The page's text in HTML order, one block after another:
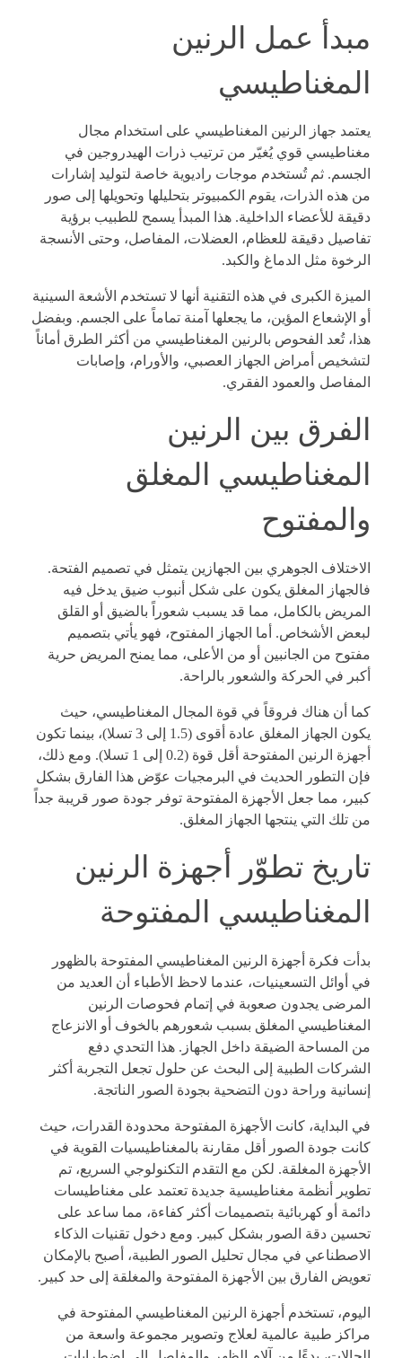
مبدأ عمل الرنين
المغناطيسي
يعتمد جهاز الرنين المغناطيسي على استخدام مجال
مغناطيسي قوي يُغيّر من ترتيب ذرات الهيدروجين في
الجسم. ثم تُستخدم موجات راديوية خاصة لتوليد إشارات
من هذه الذرات، يقوم الكمبيوتر بتحليلها وتحويلها إلى صور
دقيقة للأعضاء الداخلية. هذا المبدأ يسمح للطبيب برؤية
تفاصيل دقيقة للعظام، العضلات، المفاصل، وحتى الأنسجة
الرخوة مثل الدماغ والكبد.
الميزة الكبرى في هذه التقنية أنها لا تستخدم الأشعة السينية
أو الإشعاع المؤين، ما يجعلها آمنة تماماً على الجسم. وبفضل
هذا، تُعد الفحوص بالرنين المغناطيسي من أكثر الطرق أماناً
لتشخيص أمراض الجهاز العصبي، والأورام، وإصابات
المفاصل والعمود الفقري.
الفرق بين الرنين
المغناطيسي المغلق
والمفتوح
الاختلاف الجوهري بين الجهازين يتمثل في تصميم الفتحة.
فالجهاز المغلق يكون على شكل أنبوب ضيق يدخل فيه
المريض بالكامل، مما قد يسبب شعوراً بالضيق أو القلق
لبعض الأشخاص. أما الجهاز المفتوح، فهو يأتي بتصميم
مفتوح من الجانبين أو من الأعلى، مما يمنح المريض حرية
أكبر في الحركة والشعور بالراحة.
كما أن هناك فروقاً في قوة المجال المغناطيسي، حيث
يكون الجهاز المغلق عادة أقوى (1.5 إلى 3 تسلا)، بينما تكون
أجهزة الرنين المفتوحة أقل قوة (0.2 إلى 1 تسلا). ومع ذلك،
فإن التطور الحديث في البرمجيات عوّض هذا الفارق بشكل
كبير، مما جعل الأجهزة المفتوحة توفر جودة صور قريبة جداً
من تلك التي ينتجها الجهاز المغلق.
تاريخ تطوّر أجهزة الرنين
المغناطيسي المفتوحة
بدأت فكرة أجهزة الرنين المغناطيسي المفتوحة بالظهور
في أوائل التسعينيات، عندما لاحظ الأطباء أن العديد من
المرضى يجدون صعوبة في إتمام فحوصات الرنين
المغناطيسي المغلق بسبب شعورهم بالخوف أو الانزعاج
من المساحة الضيقة داخل الجهاز. هذا التحدي دفع
الشركات الطبية إلى البحث عن حلول تجعل التجربة أكثر
إنسانية وراحة دون التضحية بجودة الصور الناتجة.
في البداية، كانت الأجهزة المفتوحة محدودة القدرات، حيث
كانت جودة الصور أقل مقارنة بالمغناطيسيات القوية في
الأجهزة المغلقة. لكن مع التقدم التكنولوجي السريع، تم
تطوير أنظمة مغناطيسية جديدة تعتمد على مغناطيسات
دائمة أو كهربائية بتصميمات أكثر كفاءة، مما ساعد على
تحسين دقة الصور بشكل كبير. ومع دخول تقنيات الذكاء
الاصطناعي في مجال تحليل الصور الطبية، أصبح بالإمكان
تعويض الفارق بين الأجهزة المفتوحة والمغلقة إلى حد كبير.
اليوم، تستخدم أجهزة الرنين المغناطيسي المفتوحة في
مراكز طبية عالمية لعلاج وتصوير مجموعة واسعة من